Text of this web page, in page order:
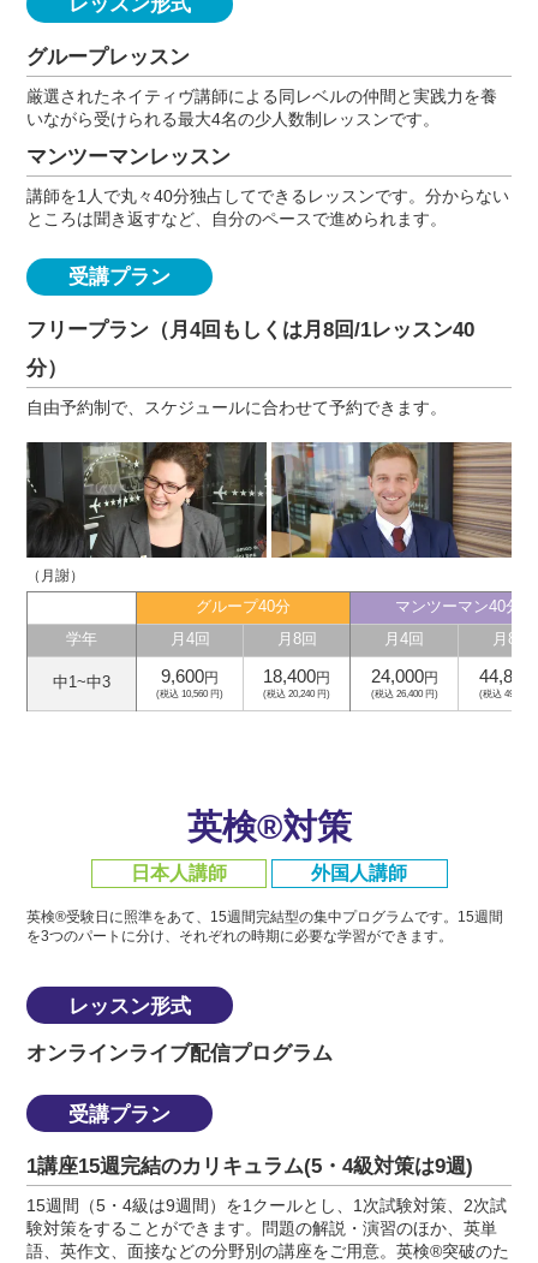
グループレッスン
厳選されたネイティヴ講師による同レベルの仲間と実践力を養
いながら受けられる最大4名の少人数制レッスンです。
マンツーマンレッスン
講師を1人で丸々40分独占してできるレッスンです。分からない
ところは聞き返すなど、自分のペースで進められます。
受講プラン
フリープラン（月4回もしくは月8回/1レッスン40
分）
自由予約制で、スケジュールに合わせて予約できます。
（月謝）
グループ40分
マンツーマン40分
学年
月4回 月8回 月4回 月8回
中1~中3 9,600円
(税込 10,560 円)
18,400円
(税込 20,240 円)
24,000円
(税込 26,400 円)
44,800
(税込 49,280
英検®対策
日本人講師 外国人講師
英検®受験日に照準をあて、15週間完結型の集中プログラムです。 15週間
を3つのパートに分け、それぞれの時期に必要な学習ができます。
レッスン形式
オンラインライブ配信プログラム
受講プラン
1講座15週完結のカリキュラム(5・4級対策は9週)
15週間（5・4級は9週間）を1クールとし、1次試験対策、2次試
験対策をすることができます。問題の解説・演習のほか、英単
語、英作文、面接などの分野別の講座をご用意。英検®突破のた